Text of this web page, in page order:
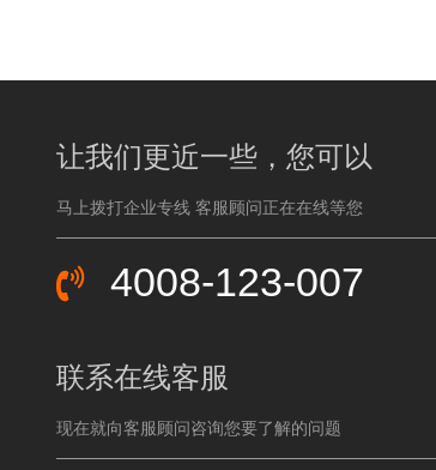
让我们更近一些，您可以
马上拨打企业专线 客服顾问正在在线等您
4008-123-007
联系在线客服
现在就向客服顾问咨询您要了解的问题